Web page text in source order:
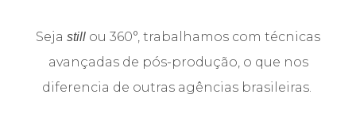
Seja still ou 360°, trabalhamos com técnicas
avançadas de pós-produção, o que nos
diferencia de outras agências brasileiras.